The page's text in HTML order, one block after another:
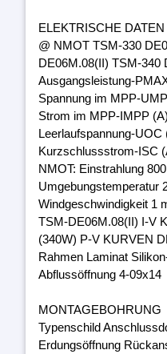
ELEKTRISCHE DATEN
@ NMOT TSM-330
DE06M.08(II) TSM-340
Ausgangsleistung-
Spannung im MPP-
Strom im MPP-IMPP
Leerlaufspannung-UOC
Kurzschlussstrom-ISC
NMOT: Einstrahlung
Umgebungstemperatur
Windgeschwindigkeit 1
TSM-DE06M.08(II) I-V
(340W) P-V KURVEN
Rahmen Laminat
Abflussöffnung 4-09x14
MONTAGEBOHRUNG
Typenschild
Erdungsöffnung